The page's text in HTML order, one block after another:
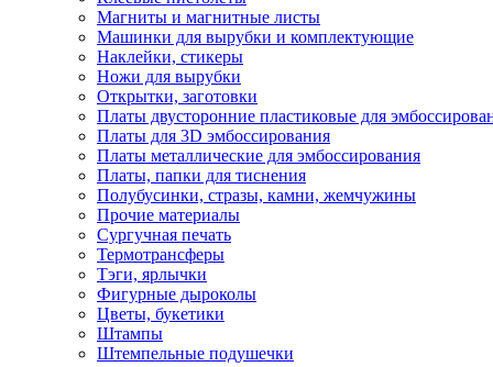
Магниты и магнитные листы
Машинки для вырубки и комплектующие
Наклейки, стикеры
Ножи для вырубки
Открытки, заготовки
Платы двусторонние пластиковые для
Платы для 3D эмбоссирования
Платы металлические для эмбоссирования
Платы, папки для тиснения
Полубусинки, стразы, камни, жемчужины
Прочие материалы
Сургучная печать
Термотрансферы
Тэги, ярлычки
Фигурные дыроколы
Цветы, букетики
Штампы
Штемпельные подушечки